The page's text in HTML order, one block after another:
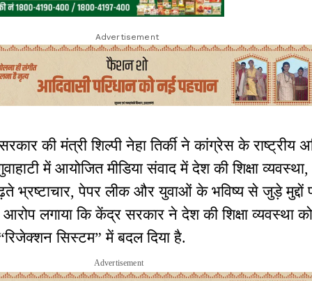
Advertisement
की मंत्री शिल्पी नेहा तिर्की ने कांग्रेस के राष्ट्रीय
में आयोजित मीडिया संवाद में देश की शिक्षा व्यवस्था,
भ्रष्टाचार, पेपर लीक और युवाओं के भविष्य से जुड़े
लगाया कि केंद्र सरकार ने देश की शिक्षा व्यवस्था को
सिस्टम” में बदल दिया है.
Advertisement